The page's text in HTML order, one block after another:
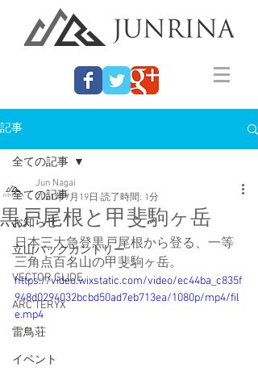
記事
全ての記事
お知らせ
立山バックカントリー
VECTOR GLIDE
ARC'TERYX
雷鳥荘
イベント
全ての記事
黒戸尾根と甲斐駒ヶ岳
Jun Nagai
2021年7月19日 読了時間: 1分
日本三大急登黒戸尾根から登る、一等
三角点百名山の甲斐駒ヶ岳。
https://video.wixstatic.com/video/ec44ba_c835f
948d0294032bcbd50ad7eb713ea/1080p/mp4/fil
e.mp4